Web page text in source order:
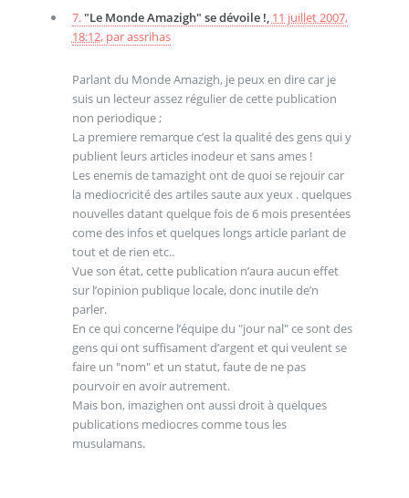
7. "Le Monde Amazigh" se dévoile !, 11 juillet 2007,
18:12, parassrihas
Parlant du Monde Amazigh, je peux en dire car je
suis un lecteur assez régulier de cette publication
non periodique ;
La premiere remarque c’est la qualité des gens qui y
publient leurs articles inodeur et sans ames !
Les enemis de tamazight ont de quoi se rejouir car
la mediocricité des artiles saute aux yeux . quelques
nouvelles datant quelque fois de 6 mois presentées
come des infos et quelques longs article parlant de
tout et de rien etc..
Vue son état, cette publication n’aura aucun effet
sur l’opinion publique locale, donc inutile de’n
parler.
En ce qui concerne l’équipe du "jour nal" ce sont des
gens qui ont suffisament d’argent et qui veulent se
faire un "nom" et un statut, faute de ne pas
pourvoir en avoir autrement.
Mais bon, imazighen ont aussi droit à quelques
publications mediocres comme tous les
musulamans.